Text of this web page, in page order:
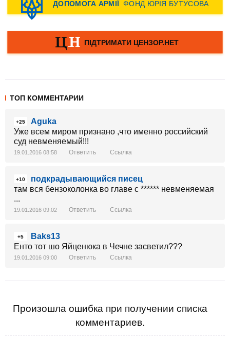
ТОП КОММЕНТАРИИ
+25
Aguka
Уже всем миром признано ,что именно российский
суд невменяемый!!!
19.01.2016 08:58 Ответить Ссылка
+10
подкрадывающийся писец
там вся бензоколонка во главе с ****** невменяемая
...
19.01.2016 09:02 Ответить Ссылка
+5
Baks13
Енто тот шо Яйценюка в Чечне засветил???
19.01.2016 09:00 Ответить Ссылка
Произошла ошибка при получении списка
комментариев.